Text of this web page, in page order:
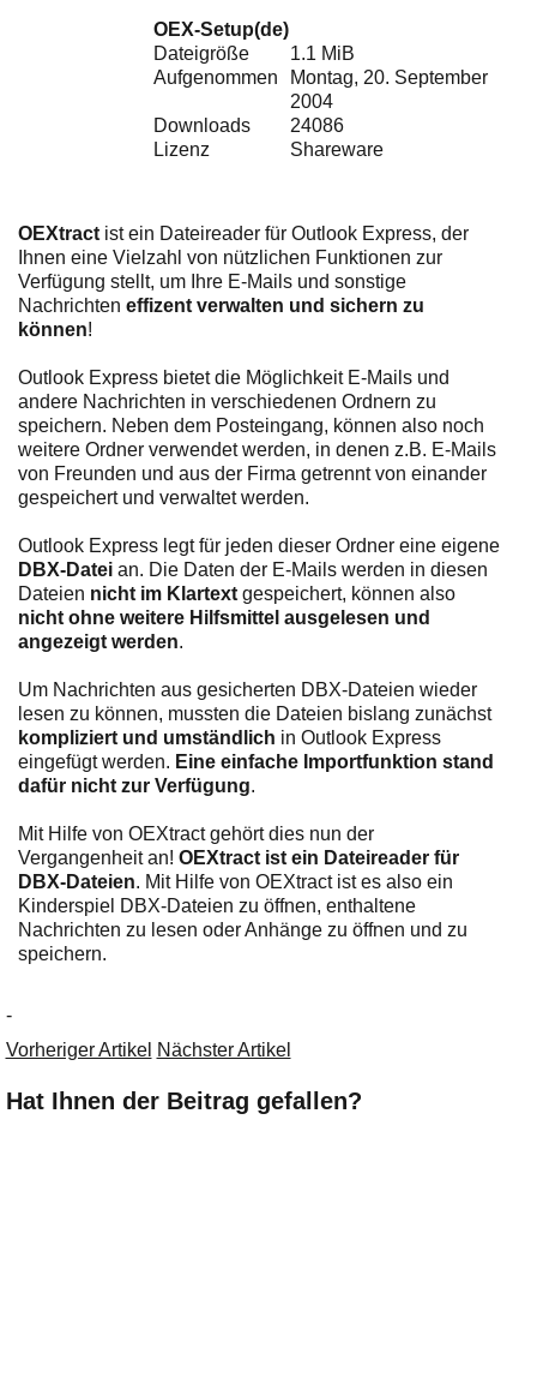
OEX-Setup(de)
Dateigröße
1.1 MiB
Aufgenommen
Montag, 20. September
2004
Downloads
24086
Lizenz
Shareware
OEXtractist ein Dateireader für Outlook Express, der
Ihnen eine Vielzahl von nützlichen Funktionen zur
Verfügung stellt, um Ihre E-Mails und sonstige
Nachrichten effizent verwalten und sichern zu
können!
Outlook Express bietet die Möglichkeit E-Mails und
andere Nachrichten in verschiedenen Ordnern zu
speichern. Neben dem Posteingang, können also noch
weitere Ordner verwendet werden, in denen z.B. E-Mails
von Freunden und aus der Firma getrennt von einander
gespeichert und verwaltet werden.
Outlook Express legt für jeden dieser Ordner eine eigene
DBX-Dateian. Die Daten der E-Mails werden in diesen
Dateien nicht im Klartextgespeichert, können also
nicht ohne weitere Hilfsmittel ausgelesen und
angezeigt werden.
Um Nachrichten aus gesicherten DBX-Dateien wieder
lesen zu können, mussten die Dateien bislang zunächst
kompliziert und umständlich in Outlook Express
eingefügt werden. Eine einfache Importfunktion stand
dafür nicht zur Verfügung.
Mit Hilfe von OEXtract gehört dies nun der
Vergangenheit an! OEXtract ist ein Dateireader für
DBX-Dateien. Mit Hilfe von OEXtract ist es also ein
Kinderspiel DBX-Dateien zu öffnen, enthaltene
Nachrichten zu lesen oder Anhänge zu öffnen und zu
speichern.
-
Vorheriger Artikel Nächster Artikel
Hat Ihnen der Beitrag gefallen?
E-Mail bestätigen